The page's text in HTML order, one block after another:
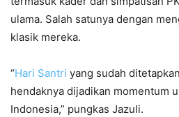
ulama. Salah satunya dengan
klasik mereka.
“Hari Santri yang sudah
hendaknya dijadikan momentum
Indonesia,” pungkas Jazuli.